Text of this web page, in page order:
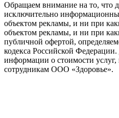
Обращаем внимание на то, что
исключительно
объектом рекламы, и ни при
объектом рекламы, и ни при
публичной офертой,
кодекса Российской
информации о стоимости
сотрудникам ООО «Здоровье».